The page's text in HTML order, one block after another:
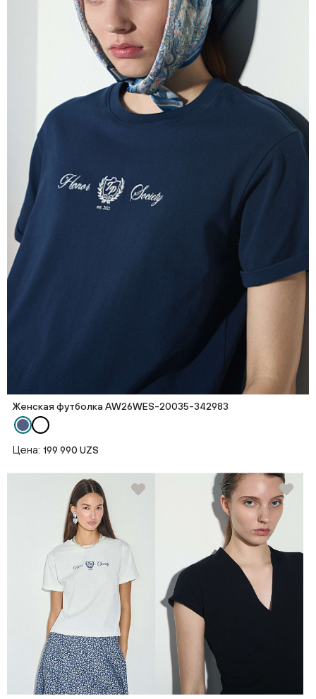
Женская футболка AW26WES-20035-342983
Цена: 199 990 UZS